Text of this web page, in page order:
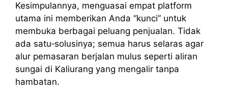
Kesimpulannya, menguasai empat platform
utama ini memberikan Anda “kunci” untuk
membuka berbagai peluang penjualan. Tidak
ada satu‑solusinya; semua harus selaras agar
alur pemasaran berjalan mulus seperti aliran
sungai di Kaliurang yang mengalir tanpa
hambatan.